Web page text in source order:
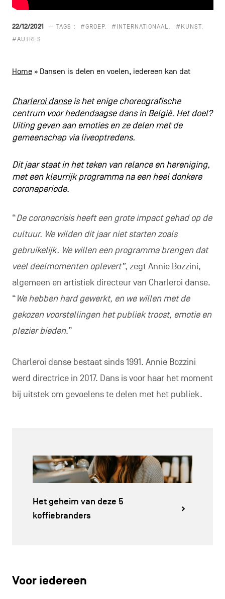
navigatie
ALGEMENE VOORWAARDEN
FacebookInstagramYoutubeLinkedIn
22/12/2021 — TAGS : #GROEP #INTERNATIONAAL
#KUNST
#AUTRES
Home» Dansen is delen en voelen, iedereen kan dat
Charleroi danseis het enige choreografische
centrum voor hedendaagse dans in België. Het doel?
Uiting geven aan emoties en ze delen met de
gemeenschap via liveoptredens.
Dit jaar staat in het teken van relance en hereniging,
met een kleurrijk programma na een heel donkere
coronaperiode.
“De coronacrisis heeft een grote impact gehad op de
cultuur. We wilden dit jaar niet starten zoals
gebruikelijk. We willen een programma brengen dat
veel deelmomenten oplevert”, zegt Annie Bozzini,
algemeen en artistiek directeur van Charleroi danse.
“We hebben hard gewerkt, en we willen met de
gekozen voorstellingen het publiek troost, emotie en
plezier bieden.”
Charleroi danse bestaat sinds 1991. Annie Bozzini
werd directrice in 2017. Dans is voor haar het moment
bij uitstek om gevoelens te delen met het publiek.
Het geheim van deze 5
koffiebranders
Voor iedereen